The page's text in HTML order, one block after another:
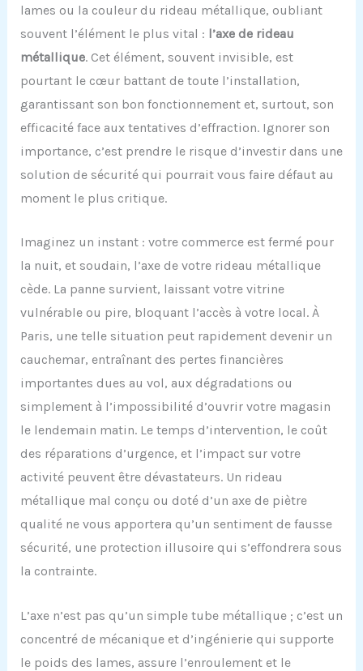
lames ou la couleur du rideau métallique, oubliant
souvent l’élément le plus vital : l’axe de rideau
métallique. Cet élément, souvent invisible, est
pourtant le cœur battant de toute l’installation,
garantissant son bon fonctionnement et, surtout, son
efficacité face aux tentatives d’effraction. Ignorer son
importance, c’est prendre le risque d’investir dans une
solution de sécurité qui pourrait vous faire défaut au
moment le plus critique.
Imaginez un instant : votre commerce est fermé pour
la nuit, et soudain, l’axe de votre rideau métallique
cède. La panne survient, laissant votre vitrine
vulnérable ou pire, bloquant l’accès à votre local. À
Paris, une telle situation peut rapidement devenir un
cauchemar, entraînant des pertes financières
importantes dues au vol, aux dégradations ou
simplement à l’impossibilité d’ouvrir votre magasin
le lendemain matin. Le temps d’intervention, le coût
des réparations d’urgence, et l’impact sur votre
activité peuvent être dévastateurs. Un rideau
métallique mal conçu ou doté d’un axe de piètre
qualité ne vous apportera qu’un sentiment de fausse
sécurité, une protection illusoire qui s’effondrera sous
la contrainte.
L’axe n’est pas qu’un simple tube métallique ; c’est un
concentré de mécanique et d’ingénierie qui supporte
le poids des lames, assure l’enroulement et le